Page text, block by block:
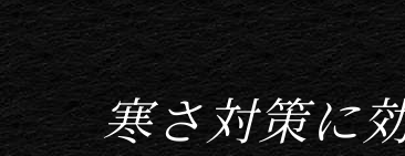
寒さ対策に